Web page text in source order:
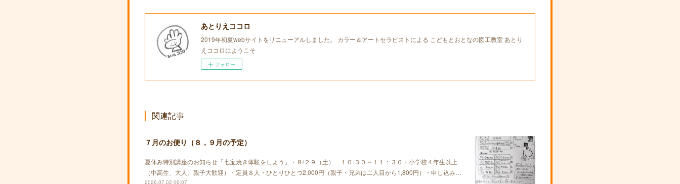
あとりえココロ
2019年初夏webサイトをリニューアルしました。 カラー＆アートセラピストによる こどもとおとなの図工教室 あとり
えココロにようこそ
フォロー
関連記事
７月のお便り（８，９月の予定）
夏休み特別講座のお知らせ「七宝焼き体験をしよう」・８/２９（土） １０:３０～１１：３０・小学校４年生以上
（中高生、大人、親子大歓迎）・定員８人・ひとりひとつ2,000円（親子・兄弟は二人目から1,800円）・申し込み…
2026.07.02 06:07